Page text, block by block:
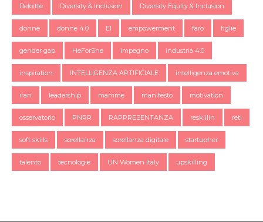
Deloitte Diversity & Inclusion Diversity Equity & Inclusion
donne donne 4.0 EI empowerment faro figlie
gender gap HeForShe impegno industria 4.0
inspiration INTELLIGENZA ARTIFICIALE intelligenza emotiva
iran leadership mamme manifesto motivation
osservatorio PNRR RAPPRESENTANZA reskillin reti
soft skills sorellanza sorellanza digitale startupher
talento tecnologie UN Women Italy upskilling